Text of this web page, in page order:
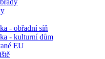
- obřadní síň
- kulturní dům
EU